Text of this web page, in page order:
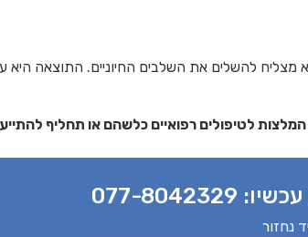
להשלים את השלבים החיוניים. התוצאה היא
לטיפולים רפואיים כלשהם או תחליף
עכשיו: 077-8042329
נחזור